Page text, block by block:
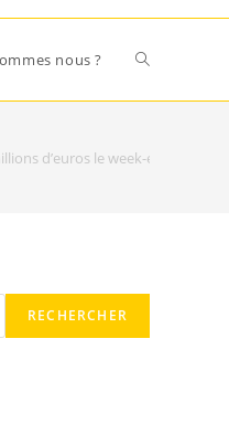
nous ?
d’euros le week-end dernier
RECHERCHER